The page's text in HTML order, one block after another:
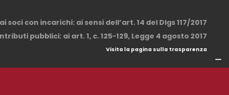
soci con incarichi: ai sensi dell’art. 14 del Dlgs 117/2017
pubblici: ai art. 1, c. 125-129, Legge 4 agosto 2017
Visita la pagina sulla trasparenza